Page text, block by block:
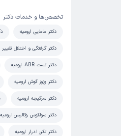
تخصص‌ها و خدمات دکتر
دکتر مامایی ارومیه
دکتر گرفتگی و اختلال
دکتر تست ABR ارومیه
دکتر وزوز گوش ارومیه
دکتر سرگیجه ارومیه
دکتر سولکوس وکالیس ارومیه
دکتر تکرر ادرار ارومیه